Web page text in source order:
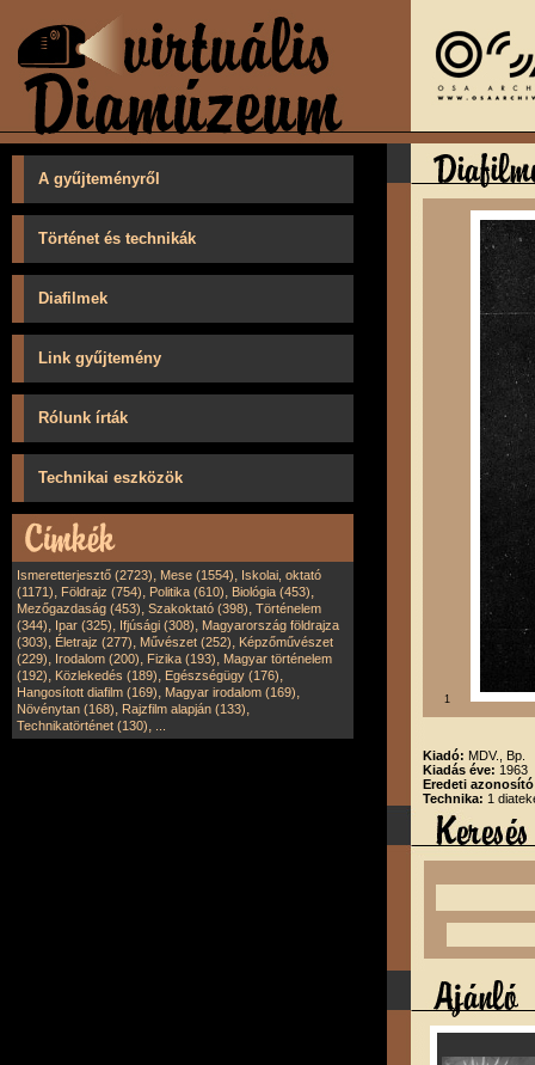
A gyűjteményről
Történet és technikák
Diafilmek
Link gyűjtemény
Rólunk írták
Technikai eszközök
Ismeretterjesztő (2723), Mese (1554), Iskolai, oktató
(1171), Földrajz (754), Politika (610), Biológia (453),
Mezőgazdaság (453), Szakoktató (398), Történelem
(344), Ipar (325), Ifjúsági (308), Magyarország földrajza
(303), Életrajz (277), Művészet (252), Képzőművészet
(229), Irodalom (200), Fizika (193), Magyar történelem
(192), Közlekedés (189), Egészségügy (176),
Hangosított diafilm (169), Magyar irodalom (169),
Növénytan (168), Rajzfilm alapján (133),
Technikatörténet (130),
1
Kiadó: MDV., Bp.
Kiadás éve: 1963
Eredeti
Technika: 1